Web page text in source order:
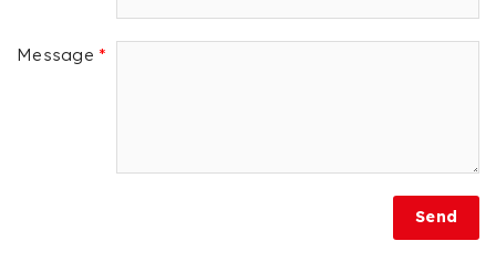
Message *
Send